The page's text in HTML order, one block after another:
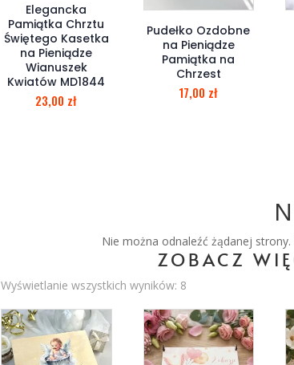
Elegancka
Pamiątka Chrztu
Świętego Kasetka
na Pieniądze
Wianuszek
Kwiatów MD1844
23,00 zł
Pudełko Ozdobne
na Pieniądze
Pamiątka na
Chrzest
17,00 zł
Nie można odnaleźć żądanej
ZOBACZ
Wyświetlanie wszystkich wyników: 8